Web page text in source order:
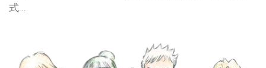
式...